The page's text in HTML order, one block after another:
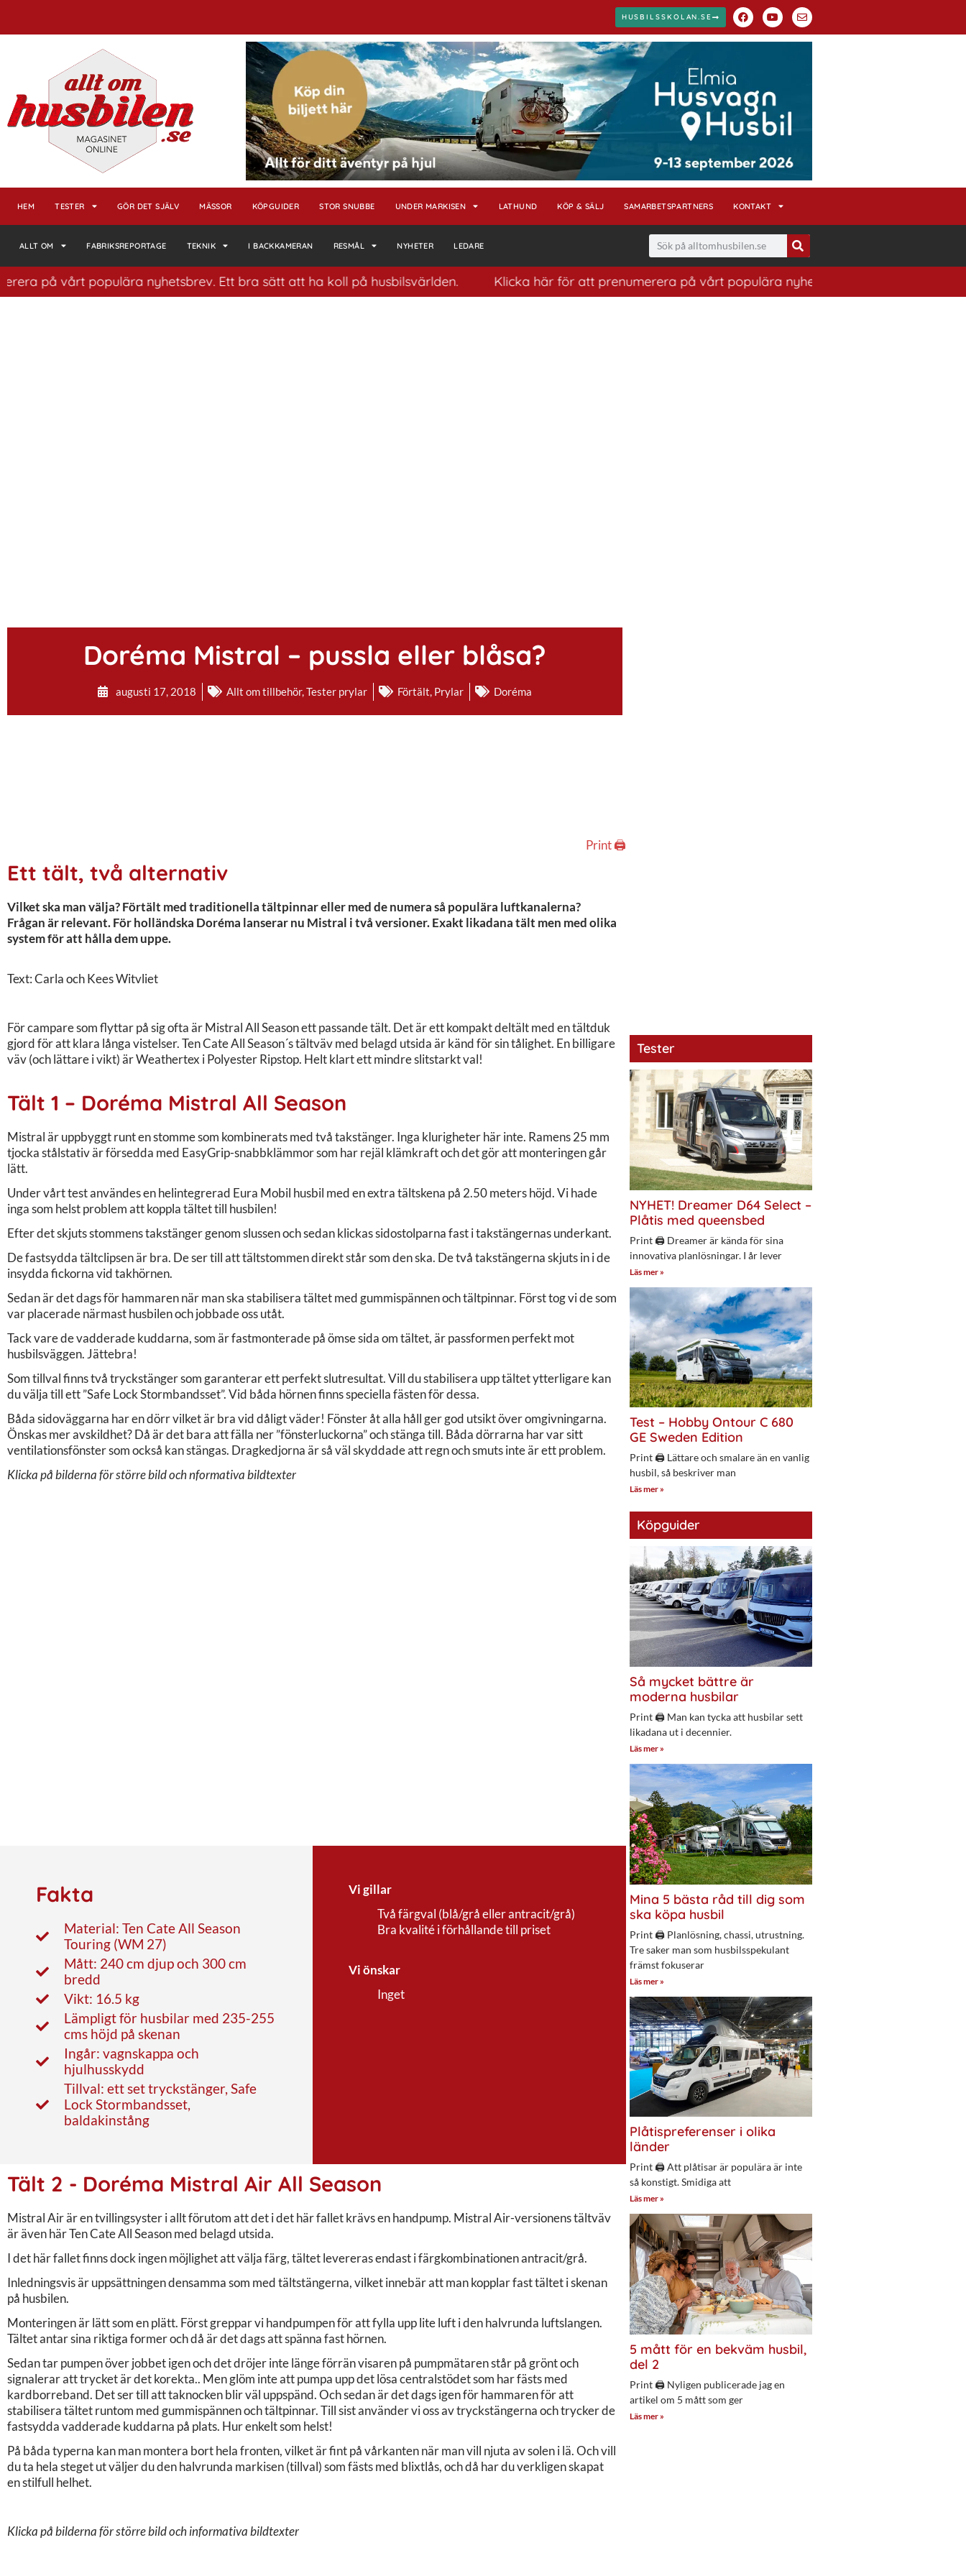
HUSBILSSKOLAN.SE
HEM TESTER GÖR DET SJÄLV MÄSSOR KÖPGUIDER STOR SNUBBE UNDER MARKISEN LATHUND KÖP & SÄLJ SAMARBETSPARTNERS KONTAKT
ALLT OM FABRIKSREPORTAGE TEKNIK I BACKKAMERAN RESMÅL NYHETER LEDARE
vårt populära nyhetsbrev. Ett bra sätt att ha koll på husbilsvärlden. Klicka här för att prenumerera på vårt populära nyhetsbrev. Ett bra sätt att ha koll på
Doréma Mistral – pussla eller blåsa?
augusti 17, 2018 Allt om tillbehör,Tester prylar Förtält, Prylar Doréma
Print 🖨
Ett tält, två alternativ
Vilket ska man välja? Förtält med traditionella tältpinnar eller med de numera så populära luftkanalerna?
Frågan är relevant. För holländska Doréma lanserar nu Mistral i två versioner. Exakt likadana tält men med olika
system för att hålla dem uppe.
Text: Carla och Kees Witvliet
För campare som flyttar på sig ofta är Mistral All Season ett passande tält. Det är ett kompakt deltält med en tältduk
gjord för att klara långa vistelser. Ten Cate All Season´s tältväv med belagd utsida är känd för sin tålighet. En billigare
väv (och lättare i vikt) är Weathertex i Polyester Ripstop. Helt klart ett mindre slitstarkt val!
Tält 1 – Doréma Mistral All Season
Mistral är uppbyggt runt en stomme som kombinerats med två takstänger. Inga klurigheter här inte. Ramens 25 mm
tjocka stålstativ är försedda med EasyGrip-snabbklämmor som har rejäl klämkraft och det gör att monteringen går
lätt.
Under vårt test användes en helintegrerad Eura Mobil husbil med en extra tältskena på 2.50 meters höjd. Vi hade
inga som helst problem att koppla tältet till husbilen!
Efter det skjuts stommens takstänger genom slussen och sedan klickas sidostolparna fast i takstängernas underkant.
De fastsydda tältclipsen är bra. De ser till att tältstommen direkt står som den ska. De två takstängerna skjuts in i de
insydda fickorna vid takhörnen.
Sedan är det dags för hammaren när man ska stabilisera tältet med gummispännen och tältpinnar. Först tog vi de som
var placerade närmast husbilen och jobbade oss utåt.
Tack vare de vadderade kuddarna, som är fastmonterade på ömse sida om tältet, är passformen perfekt mot
husbilsväggen. Jättebra!
Som tillval finns två tryckstänger som garanterar ett perfekt slutresultat. Vill du stabilisera upp tältet ytterligare kan
du välja till ett ”Safe Lock Stormbandsset”. Vid båda hörnen finns speciella fästen för dessa.
Båda sidoväggarna har en dörr vilket är bra vid dåligt väder! Fönster åt alla håll ger god utsikt över omgivningarna.
Önskas mer avskildhet? Då är det bara att fälla ner ”fönsterluckorna” och stänga till. Båda dörrarna har var sitt
ventilationsfönster som också kan stängas. Dragkedjorna är så väl skyddade att regn och smuts inte är ett problem.
Klicka på bilderna för större bild och nformativa bildtexter
Fakta
Material: Ten Cate All Season
Touring (WM 27)
Mått: 240 cm djup och 300 cm
bredd
Vikt: 16.5 kg
Lämpligt för husbilar med 235-255
cms höjd på skenan
Ingår: vagnskappa och
hjulhusskydd
Tillval: ett set tryckstänger, Safe
Lock Stormbandsset,
baldakinstång
Vi gillar
Två färgval (blå/grå eller antracit/grå)
Bra kvalité i förhållande till priset
Vi önskar
Inget
Tält 2 - Doréma Mistral Air All Season
Mistral Air är en tvillingsyster i allt förutom att det i det här fallet krävs en handpump. Mistral Air-versionens tältväv
är även här Ten Cate All Season med belagd utsida.
I det här fallet finns dock ingen möjlighet att välja färg, tältet levereras endast i färgkombinationen antracit/grå.
Inledningsvis är uppsättningen densamma som med tältstängerna, vilket innebär att man kopplar fast tältet i skenan
på husbilen.
Monteringen är lätt som en plätt. Först greppar vi handpumpen för att fylla upp lite luft i den halvrunda luftslangen.
Tältet antar sina riktiga former och då är det dags att spänna fast hörnen.
Sedan tar pumpen över jobbet igen och det dröjer inte länge förrän visaren på pumpmätaren står på grönt och
signalerar att trycket är det korekta.. Men glöm inte att pumpa upp det lösa centralstödet som har fästs med
kardborreband. Det ser till att taknocken blir väl uppspänd. Och sedan är det dags igen för hammaren för att
stabilisera tältet runtom med gummispännen och tältpinnar. Till sist använder vi oss av tryckstängerna och trycker de
fastsydda vadderade kuddarna på plats. Hur enkelt som helst!
På båda typerna kan man montera bort hela fronten, vilket är fint på vårkanten när man vill njuta av solen i lä. Och vill
du ta hela steget ut väljer du den halvrunda markisen (tillval) som fästs med blixtlås, och då har du verkligen skapat
en stilfull helhet.
Klicka på bilderna för större bild och informativa bildtexter
Tester
NYHET! Dreamer D64 Select –
Plåtis med queensbed
Print 🖨 Dreamer är kända för sina
innovativa planlösningar. I år lever
Läs mer »
Test – Hobby Ontour C 680
GE Sweden Edition
Print 🖨 Lättare och smalare än en vanlig
husbil, så beskriver man
Läs mer »
Köpguider
Så mycket bättre är
moderna husbilar
Print 🖨 Man kan tycka att husbilar sett
likadana ut i decennier.
Läs mer »
Mina 5 bästa råd till dig som
ska köpa husbil
Print 🖨 Planlösning, chassi, utrustning.
Tre saker man som husbilsspekulant
främst fokuserar
Läs mer »
Plåtispreferenser i olika
länder
Print 🖨 Att plåtisar är populära är inte
så konstigt. Smidiga att
Läs mer »
5 mått för en bekväm husbil,
del 2
Print 🖨 Nyligen publicerade jag en
artikel om 5 mått som ger
Läs mer »